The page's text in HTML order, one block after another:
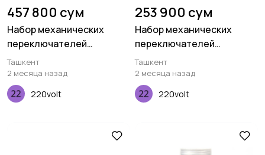
457 800 сум
Набор механических
переключателей
Keychron Gateron Cap, V2
Milky, Brown, 110 pcs
Ташкент
2 месяца назад
220volt
253 900 сум
Набор механических
переключателей
Keychron K Pro Banana, 110
pcs
Ташкент
2 месяца назад
220volt